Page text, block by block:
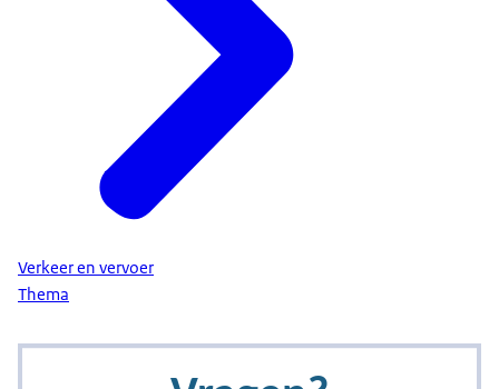
Verkeer en vervoer
Thema